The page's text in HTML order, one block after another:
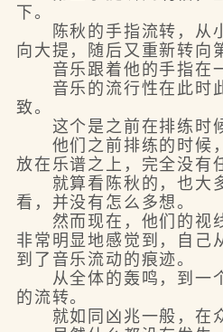
下。
陈秋的手指流转，从
向大提，随后又重新转向
音乐跟着他的手指在一
音乐的流行性在此时
致。
这个是之前在排练时候
他们之前排练的时候
放在乐谱之上，完全没有
就算看陈秋的，也大
看，并没有怎么多想。
然而现在，他们的视
非常明显地感觉到，自己
到了音乐流动的痕迹。
从全体的轰鸣，到一
的流转。
就如同凶兆一般，在众